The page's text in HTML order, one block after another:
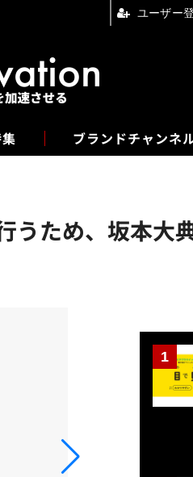
ブランドチャンネ
フォーエム
ため、坂本大
ユーザー